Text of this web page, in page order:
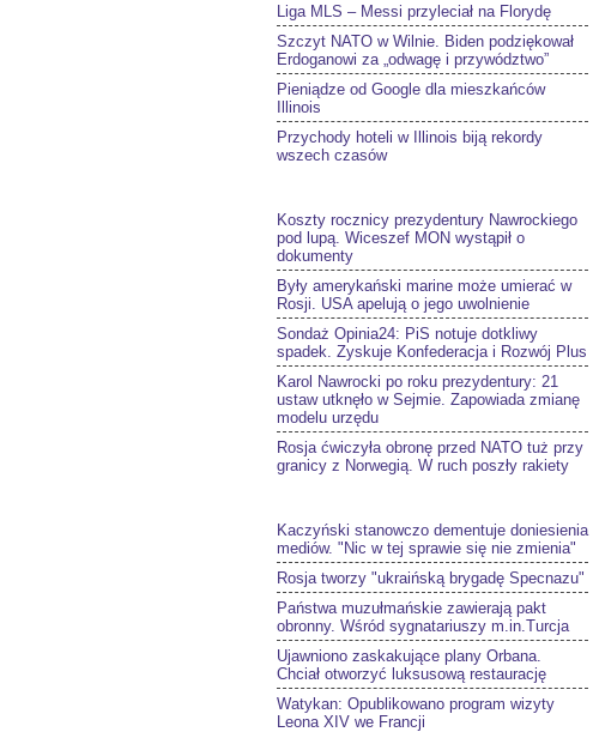
Liga MLS – Messi przyleciał na Florydę
Szczyt NATO w Wilnie. Biden podziękował
Erdoganowi za „odwagę i przywództwo”
Pieniądze od Google dla mieszkańców
Illinois
Przychody hoteli w Illinois biją rekordy
wszech czasów
Koszty rocznicy prezydentury Nawrockiego
pod lupą. Wiceszef MON wystąpił o
dokumenty
Były amerykański marine może umierać w
Rosji. USA apelują o jego uwolnienie
Sondaż Opinia24: PiS notuje dotkliwy
spadek. Zyskuje Konfederacja i Rozwój Plus
Karol Nawrocki po roku prezydentury: 21
ustaw utknęło w Sejmie. Zapowiada zmianę
modelu urzędu
Rosja ćwiczyła obronę przed NATO tuż przy
granicy z Norwegią. W ruch poszły rakiety
Kaczyński stanowczo dementuje doniesienia
mediów. "Nic w tej sprawie się nie zmienia"
Rosja tworzy "ukraińską brygadę Specnazu"
Państwa muzułmańskie zawierają pakt
obronny. Wśród sygnatariuszy m.in.Turcja
Ujawniono zaskakujące plany Orbana.
Chciał otworzyć luksusową restaurację
Watykan: Opublikowano program wizyty
Leona XIV we Francji